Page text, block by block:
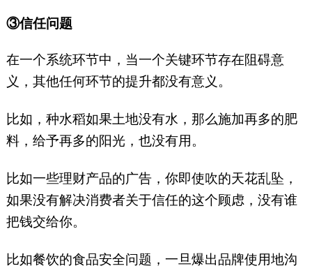
③信任问题
在一个系统环节中，当一个关键环节存在阻碍意
义，其他任何环节的提升都没有意义。
比如，种水稻如果土地没有水，那么施加再多的肥
料，给予再多的阳光，也没有用。
比如一些理财产品的广告，你即使吹的天花乱坠，
如果没有解决消费者关于信任的这个顾虑，没有谁
把钱交给你。
比如餐饮的食品安全问题，一旦爆出品牌使用地沟